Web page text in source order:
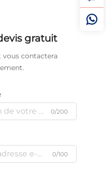
gratuit
contactera
0/200
0/100